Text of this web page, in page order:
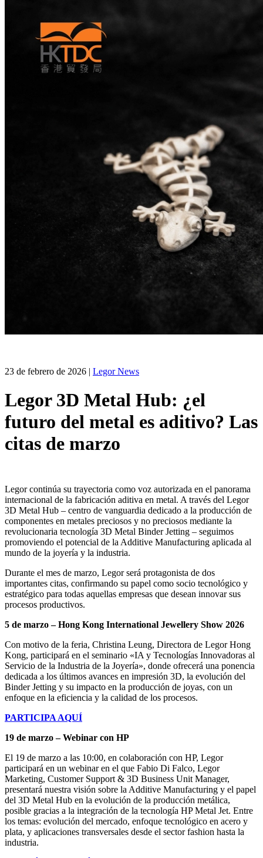
23 de febrero de 2026 | Legor News
Legor 3D Metal Hub: ¿el
futuro del metal es aditivo? Las
citas de marzo
Legor continúa su trayectoria como voz autorizada en el panorama
internacional de la fabricación aditiva en metal. A través del Legor
3D Metal Hub – centro de vanguardia dedicado a la producción de
componentes en metales preciosos y no preciosos mediante la
revolucionaria tecnología 3D Metal Binder Jetting – seguimos
promoviendo el potencial de la Additive Manufacturing aplicada al
mundo de la joyería y la industria.
Durante el mes de marzo, Legor será protagonista de dos
importantes citas, confirmando su papel como socio tecnológico y
estratégico para todas aquellas empresas que desean innovar sus
procesos productivos.
5 de marzo – Hong Kong International Jewellery Show 2026
Con motivo de la feria, Christina Leung, Directora de Legor Hong
Kong, participará en el seminario «IA y Tecnologías Innovadoras al
Servicio de la Industria de la Joyería», donde ofrecerá una ponencia
dedicada a los últimos avances en impresión 3D, la evolución del
Binder Jetting y su impacto en la producción de joyas, con un
enfoque en la eficiencia y la calidad de los procesos.
PARTICIPA AQUÍ
19 de marzo – Webinar con HP
El 19 de marzo a las 10:00, en colaboración con HP, Legor
participará en un webinar en el que Fabio Di Falco, Legor
Marketing, Customer Support & 3D Business Unit Manager,
presentará nuestra visión sobre la Additive Manufacturing y el papel
del 3D Metal Hub en la evolución de la producción metálica,
posible gracias a la integración de la tecnología HP Metal Jet. Entre
los temas: evolución del mercado, enfoque tecnológico en acero y
plata, y aplicaciones transversales desde el sector fashion hasta la
industria.